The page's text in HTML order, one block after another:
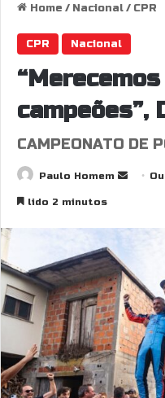
Home / Nacional/ CPR
CPR Nacional
campeões”,
CAMPEONATO DE
Paulo Homem
Send
lido 2 minutos